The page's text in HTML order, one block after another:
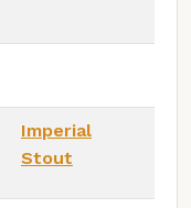
Imperial
Stout